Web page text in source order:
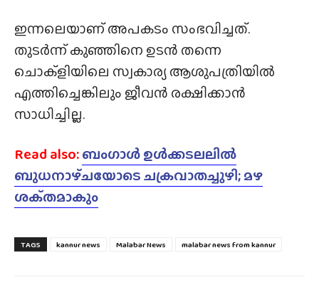
ഇന്നലെയാണ് അപകടം സംഭവിച്ചത്.
തുടർന്ന് കുഞ്ഞിനെ ഉടൻ തന്നെ
ചൊക്ളിയിലെ സ്വകാര്യ ആശുപത്രിയിൽ
എത്തിച്ചെങ്കിലും ജീവൻ രക്ഷിക്കാൻ
സാധിച്ചില്ല.
Read also:ബംഗാൾ ഉൾക്കടലലിൽ
ബുധനാഴ്‌ചയോടെ ചക്രവാതച്ചുഴി; മഴ
ശക്‌തമാകും
TAGS kannur news Malabar News malabar news from kannur